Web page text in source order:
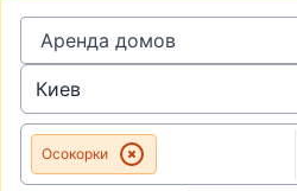
Осокорки